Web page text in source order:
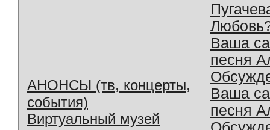
АНОНСЫ (тв, концерты,
события)
Виртуальный музей
Ваша
песня
Ваша
песня